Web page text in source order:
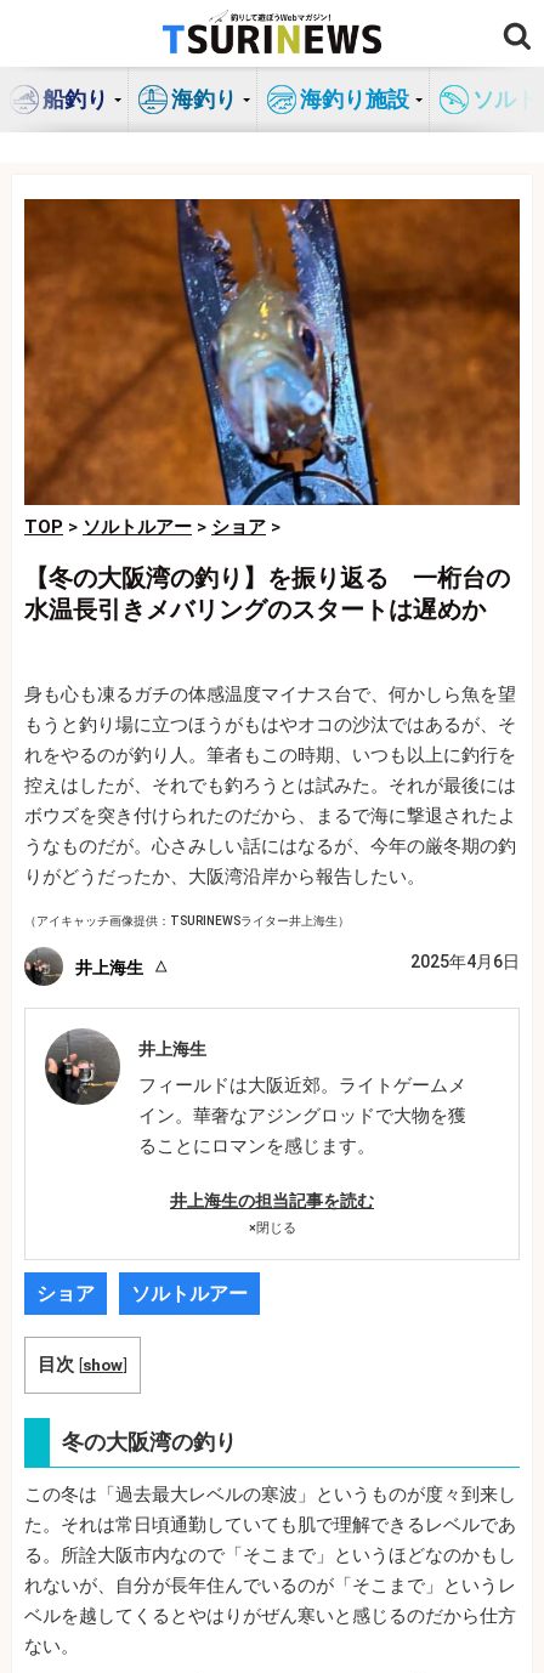
ン
船釣り 海釣り 海釣り施設 ソル
TOP > ソルトルアー > ショア >
【冬の大阪湾の釣り】を振り返る 一桁台の
水温長引きメバリングのスタートは遅めか
身も心も凍るガチの体感温度マイナス台で、何かしら魚を望
もうと釣り場に立つほうがもはやオコの沙汰ではあるが、そ
れをやるのが釣り人。筆者もこの時期、いつも以上に釣行を
控えはしたが、それでも釣ろうとは試みた。それが最後には
ボウズを突き付けられたのだから、まるで海に撃退されたよ
うなものだが。心さみしい話にはなるが、今年の厳冬期の釣
りがどうだったか、大阪湾沿岸から報告したい。
（アイキャッチ画像提供：TSURINEWSライター井上海生）
井上海生 2025年4月6日
井上海生
フィールドは大阪近郊。ライトゲームメ
イン。華奢なアジングロッドで大物を獲
ることにロマンを感じます。
井上海生の担当記事を読む
×閉じる
ショア ソルトルアー
目次 [show]
冬の大阪湾の釣り
この冬は「過去最大レベルの寒波」というものが度々到来し
た。それは常日頃通勤していても肌で理解できるレベルであ
る。所詮大阪市内なので「そこまで」というほどなのかもし
れないが、自分が長年住んでいるのが「そこまで」というレ
ベルを越してくるとやはりがぜん寒いと感じるのだから仕方
ない。